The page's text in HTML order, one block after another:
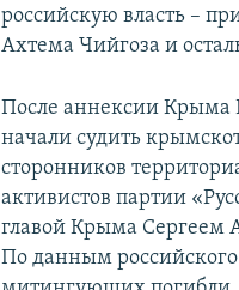
российскую власть –
Ахтема Чийгоза и
После аннексии Крыма
начали судить
сторонников
активистов партии
главой Крыма Сергеем
По данным российского